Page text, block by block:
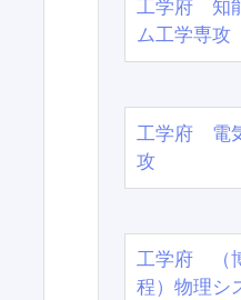
工学府 知
ム工学専攻
工学府 電
攻
工学府 （
程）物理シ